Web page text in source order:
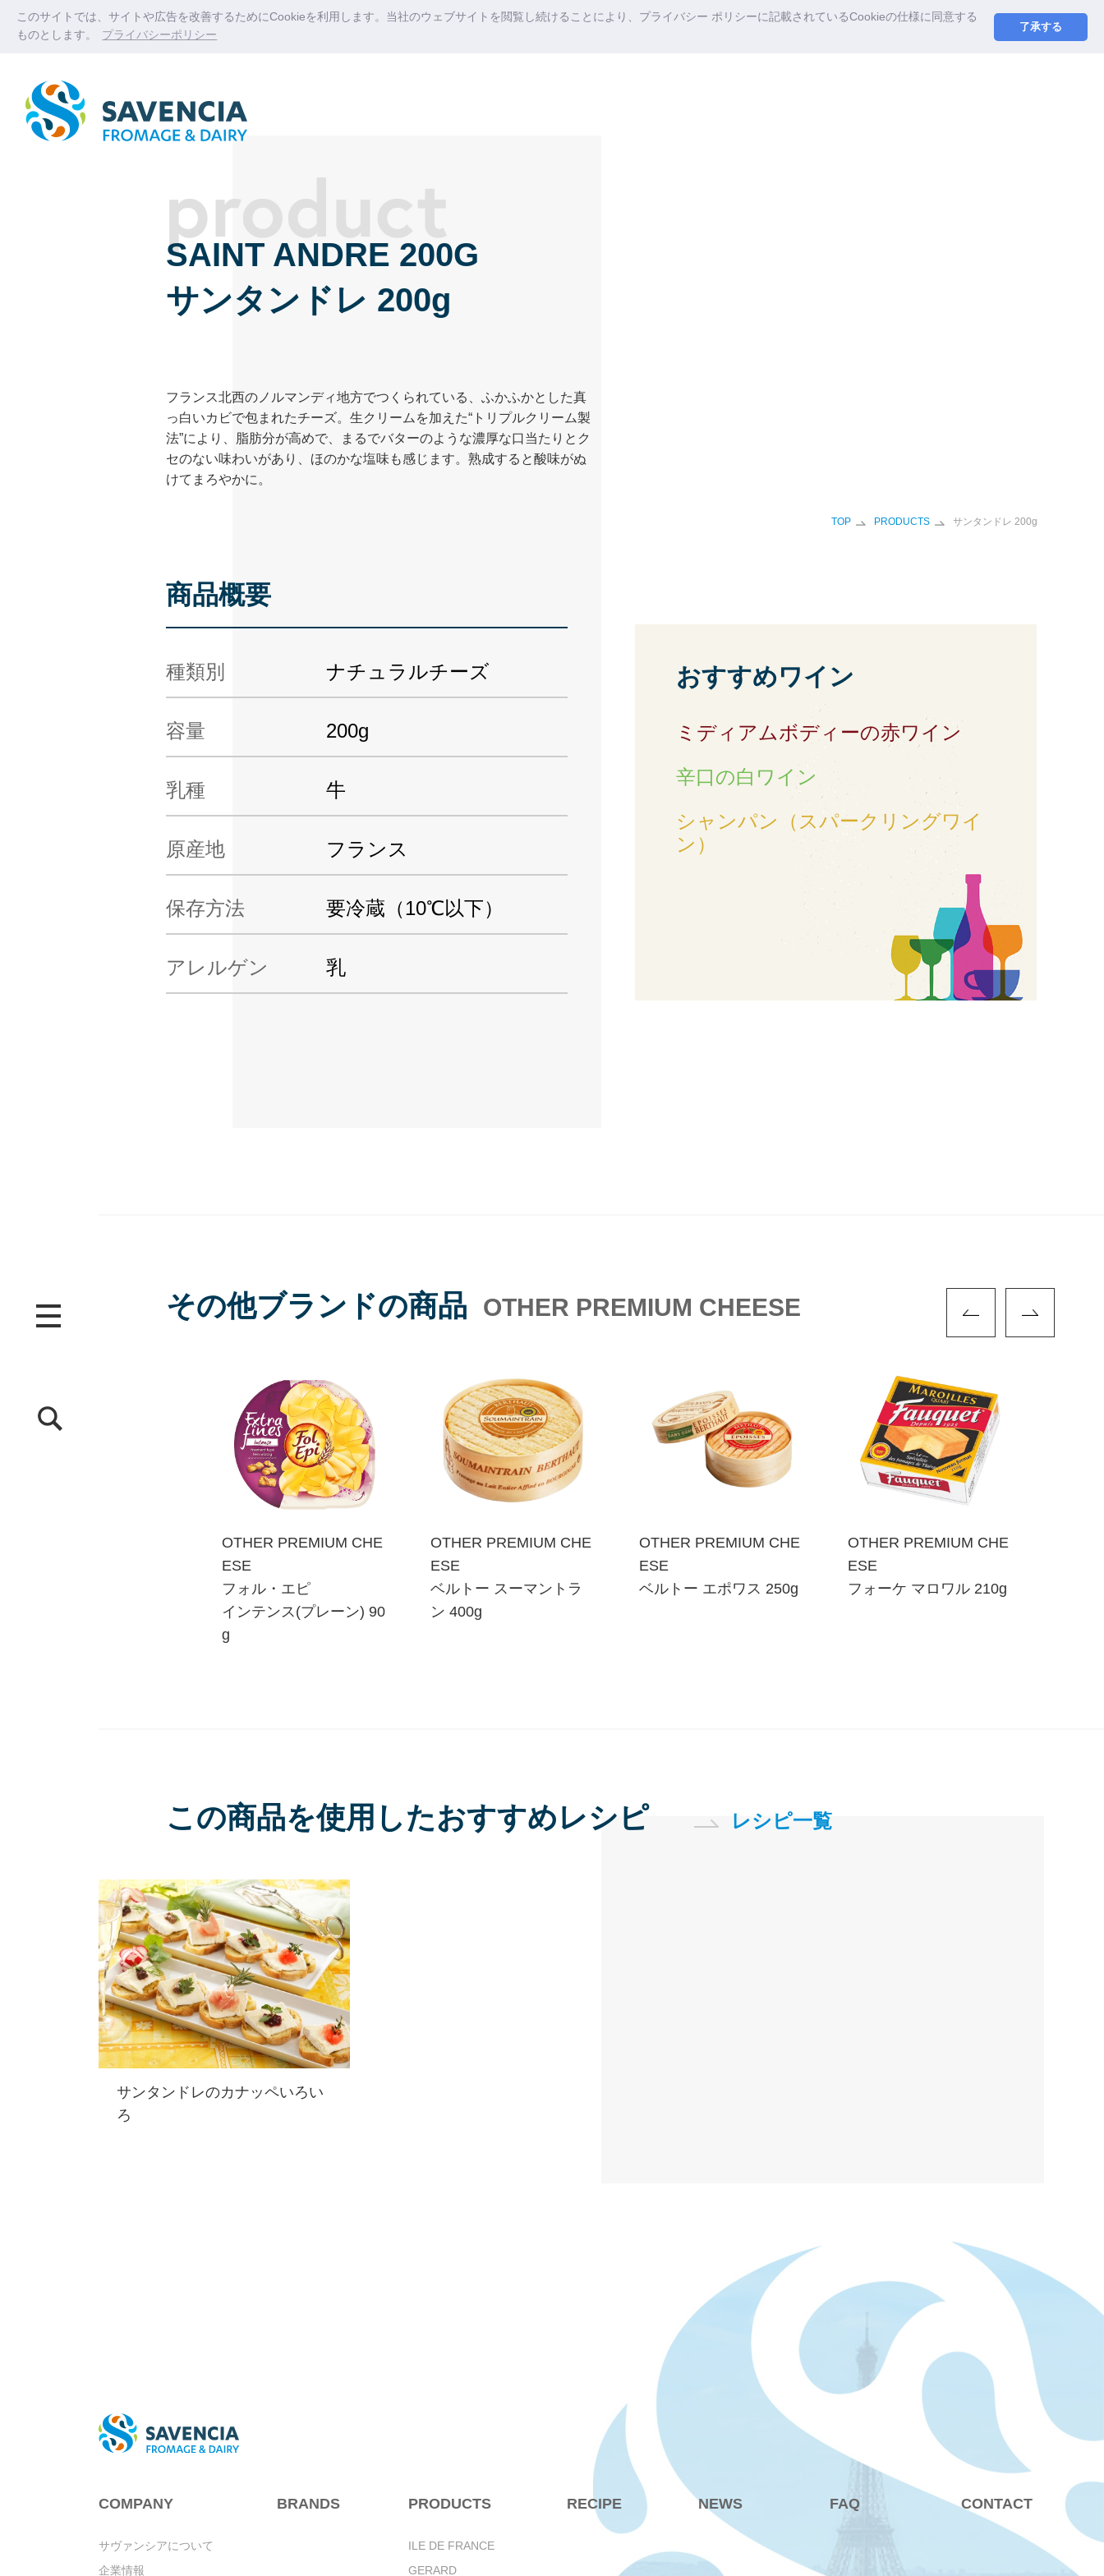
このサイトでは、サイトや広告を改善するためにCookieを利用します。当社のウェブサイトを閲覧し続けることにより、プライバシー ポリシーに記載されているCookieの仕様に同意する
ものとします。
プライバシーポリシー
了承する
SAINT ANDRE 200G
サンタンドレ 200g
フランス北西のノルマンディ地方でつくられている、ふかふかとした真
っ白いカビで包まれたチーズ。生クリームを加えた“トリプルクリーム製
法”により、脂肪分が高めで、まるでバターのような濃厚な口当たりとク
セのない味わいがあり、ほのかな塩味も感じます。熟成すると酸味がぬ
けてまろやかに。
TOP PRODUCTS サンタンドレ 200g
商品概要
種類別 ナチュラルチーズ
容量 200g
乳種 牛
原産地 フランス
保存方法 要冷蔵（10℃以下）
アレルゲン 乳
おすすめワイン
ミディアムボディーの赤ワイン
辛口の白ワイン
シャンパン（スパークリングワイ
ン）
その他ブランドの商品 OTHER PREMIUM CHEESE
OTHER PREMIUM CHE
ESE
フォル・エピ
インテンス(プレーン) 90
g
OTHER PREMIUM CHE
ESE
ベルトー スーマントラ
ン 400g
OTHER PREMIUM CHE
ESE
ベルトー エポワス 250g
OTHER PREMIUM CHE
ESE
フォーケ マロワル 210g
この商品を使用したおすすめレシピ レシピ一覧
サンタンドレのカナッペいろい
ろ
COMPANY
サヴァンシアについて
企業情報
BRANDS PRODUCTS
ILE DE FRANCE
GERARD
RECIPE NEWS FAQ CONTACT